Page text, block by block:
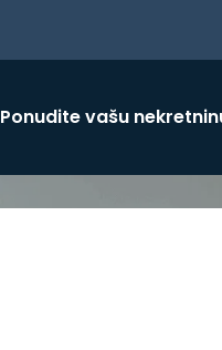
Ponudite vašu